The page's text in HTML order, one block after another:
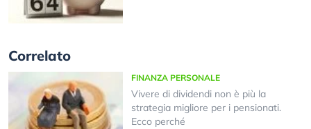
Correlato
FINANZA PERSONALE
Vivere di dividendi non è più la
strategia migliore per i pensionati.
Ecco perché